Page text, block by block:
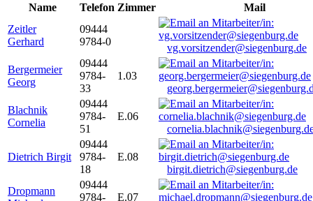
Name
Telefon Zimmer
Mail
Zeitler
Gerhard
09444
9784-0
vg.vorsitzender@siegenburg.de
Bergermeier
Georg
09444
9784-
33
1.03
Blachnik
Cornelia
09444
9784-
51
E.06
Dietrich Birgit
09444
9784-
18
E.08
birgit.dietrich@siegenburg.de
Dropmann
09444
9784-
E.07